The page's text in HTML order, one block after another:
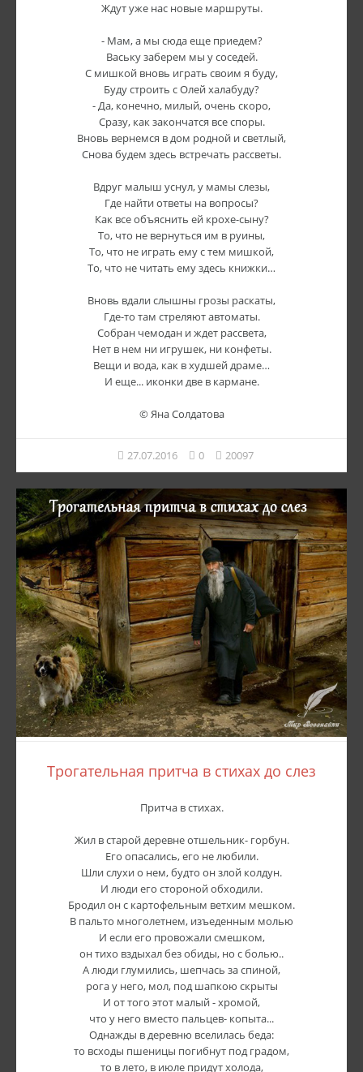
Ждут уже нас новые маршруты.
- Мам, а мы сюда еще приедем?
Ваську заберем мы у соседей.
С мишкой вновь играть своим я буду,
Буду строить с Олей халабуду?
- Да, конечно, милый, очень скоро,
Сразу, как закончатся все споры.
Вновь вернемся в дом родной и светлый,
Снова будем здесь встречать рассветы.
Вдруг малыш уснул, у мамы слезы,
Где найти ответы на вопросы?
Как все объяснить ей крохе-сыну?
То, что не вернуться им в руины,
То, что не играть ему с тем мишкой,
То, что не читать ему здесь книжки…
Вновь вдали слышны грозы раскаты,
Где-то там стреляют автоматы.
Собран чемодан и ждет рассвета,
Нет в нем ни игрушек, ни конфеты.
Вещи и вода, как в худшей драме…
И еще... иконки две в кармане.
© Яна Солдатова
27.07.2016 0 20097
Трогательная притча в стихах до слез
Притча в стихах.
Жил в старой деревне отшельник- горбун.
Его опасались, его не любили.
Шли слухи о нем, будто он злой колдун.
И люди его стороной обходили.
Бродил он с картофельным ветхим мешком.
В пальто многолетнем, изъеденным молью
И если его провожали смешком,
он тихо вздыхал без обиды, но с болью..
А люди глумились, шепчась за спиной,
рога у него, мол, под шапкою скрыты
И от того этот малый - хромой,
что у него вместо пальцев- копыта...
Однажды в деревню вселилась беда:
то всходы пшеницы погибнут под градом,
то в лето, в июле придут холода,